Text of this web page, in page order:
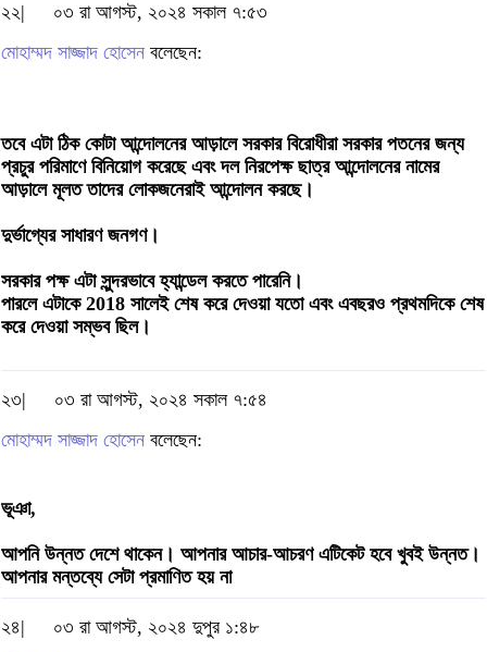
২২|
০৩ রা আগস্ট, ২০২৪ সকাল ৭:৫৩
মোহাম্মদ সাজ্জাদ হোসেন বলেছেন:
তবে এটা ঠিক কোটা আন্দোলনের আড়ালে সরকার বিরোধীরা সরকার পতনের জন্য
প্রচুর পরিমাণে বিনিয়োগ করেছে এবং দল নিরপেক্ষ ছাত্র আন্দোলনের নামের
আড়ালে মূলত তাদের লোকজনেরাই আন্দোলন করছে।
দুর্ভাগ্যের সাধারণ জনগণ।
সরকার পক্ষ এটা সুন্দরভাবে হ্যান্ডেল করতে পারেনি।
পারলে এটাকে 2018 সালেই শেষ করে দেওয়া যতো এবং এবছরও প্রথমদিকে শেষ
করে দেওয়া সম্ভব ছিল।
২৩|
০৩ রা আগস্ট, ২০২৪ সকাল ৭:৫৪
মোহাম্মদ সাজ্জাদ হোসেন বলেছেন:
ভূঞা,
আপনি উন্নত দেশে থাকেন। আপনার আচার-আচরণ এটিকেট হবে খুবই উন্নত।
আপনার মন্তব্যে সেটা প্রমাণিত হয় না
২৪|
০৩ রা আগস্ট, ২০২৪ দুপুর ১:৪৮